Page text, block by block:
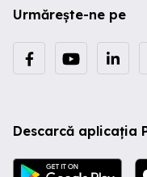
Urmărește-ne pe
Descarcă aplicația